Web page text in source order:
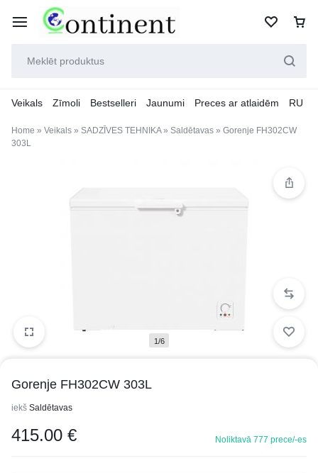
Veikals Zīmoli Bestselleri Jaunumi Preces ar atlaidēm RU
Home » Veikals » SADZĪVES TEHNIKA» Saldētavas » Gorenje FH302CW
303L
1/6
Gorenje FH302CW 303L
iekš Saldētavas
415.00 € Noliktavā 777 prece/-es